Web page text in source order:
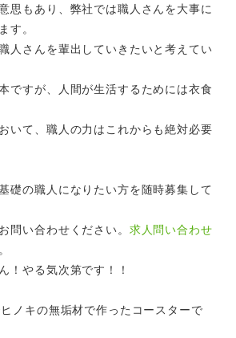
思もあり、弊社では職人さんを大事に
す。
人さんを輩出していきたいと考えてい
ですが、人間が生活するためには衣食
いて、職人の力はこれからも絶対必要
礎の職人になりたい方を随時募集して
問い合わせください。 求人問い合わせ
！やる気次第です！！
ノキの無垢材で作ったコースターで